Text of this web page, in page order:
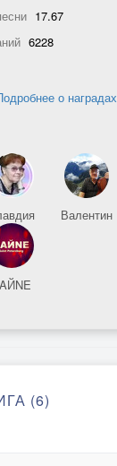
17.67
6228
о наградах
Валентин
(6)